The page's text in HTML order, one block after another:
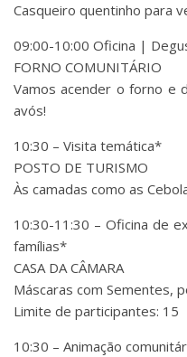
Casqueiro quentinho para
09:00-10:00 Oficina |
FORNO COMUNITÁRIO
Vamos acender o forno e
avós!
10:30 – Visita temática*
POSTO DE TURISMO
Às camadas como as
10:30-11:30 – Oficina de
famílias*
CASA DA CÂMARA
Máscaras com Sementes,
Limite de participantes: 15
10:30 – Animação